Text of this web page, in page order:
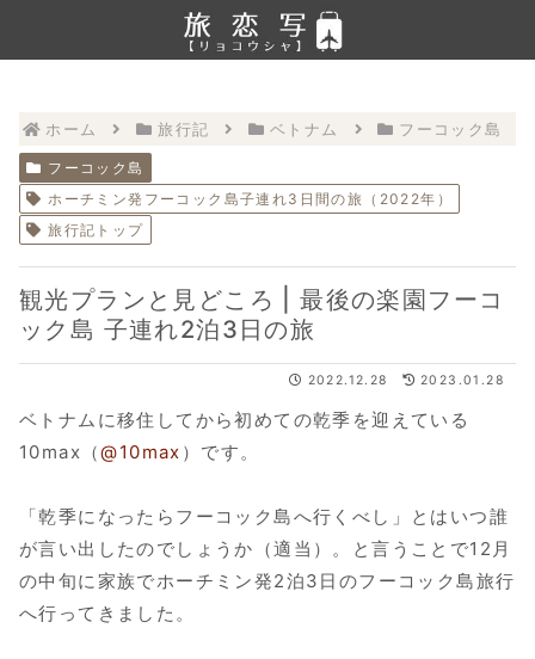
ホーム 旅行記 ベトナム フーコック島
フーコック島
ホーチミン発フーコック島子連れ3日間の旅（2022年）
旅行記トップ
観光プランと見どころ | 最後の楽園フーコ
ック島 子連れ2泊3日の旅
2022.12.28 2023.01.28
ベトナムに移住してから初めての乾季を迎えている
10max（@10max ）です。
「乾季になったらフーコック島へ行くべし」とはいつ誰
が言い出したのでしょうか（適当）。と言うことで12月
の中旬に家族でホーチミン発2泊3日のフーコック島旅行
へ行ってきました。